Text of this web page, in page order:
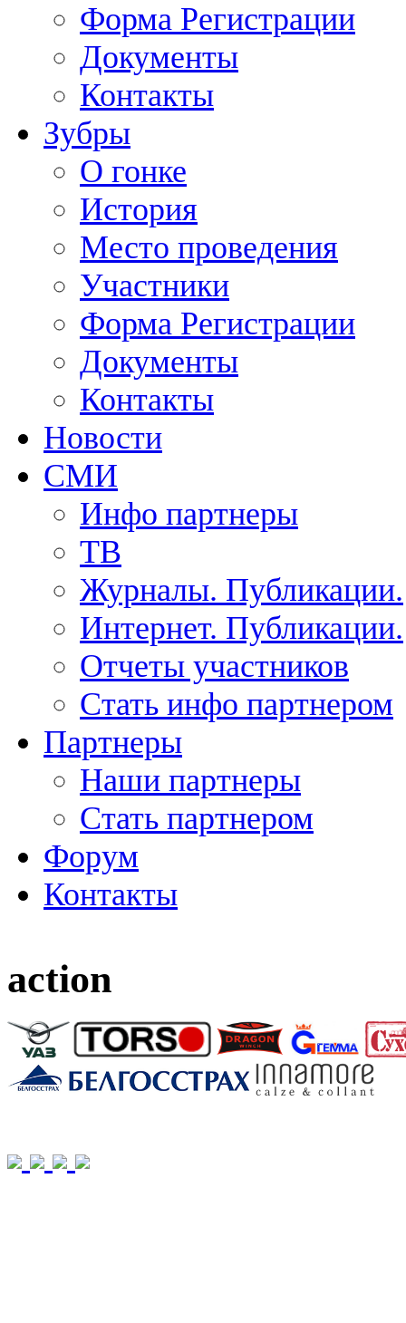
Форма Регистрации
Документы
Контакты
Зубры
О гонке
История
Место проведения
Участники
Форма Регистрации
Документы
Контакты
Новости
СМИ
Инфо партнеры
ТВ
Журналы. Публикации.
Интернет. Публикации.
Отчеты участников
Стать инфо партнером
Партнеры
Наши партнеры
Стать партнером
Форум
Контакты
action